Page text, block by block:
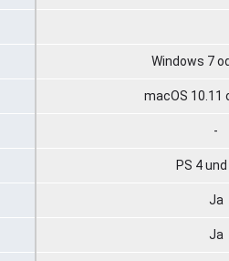
Windows 7
macOS 10.11
-
PS 4
Ja
Ja